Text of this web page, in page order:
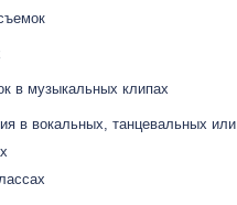
в музыкальных клипах
в вокальных, танцевальных или